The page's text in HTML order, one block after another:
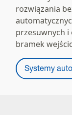
rozwiązania
przesuwnych
bramek
Systemy